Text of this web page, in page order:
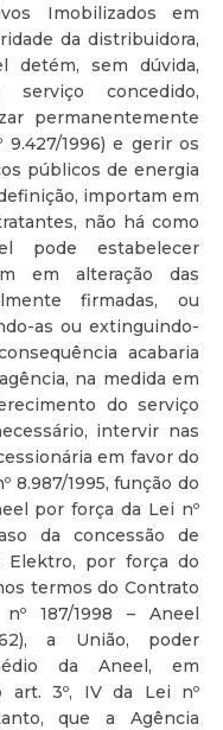
Imobilizados em
da distribuidora,
detém, sem dúvida,
serviço concedido,
permanentemente
9.427/1996) e gerir os
públicos de energia
importam em
não há como
pode estabelecer
em alteração das
firmadas, ou
as ou extinguindo-
acabaria
na medida em
do serviço
intervir nas
em favor do
8.987/1995, função do
por força da Lei nº
da concessão de
Elektro, por força do
termos do Contrato
187/1998 – Aneel
62), a União, poder
da Aneel, em
art. 3º, IV da Lei nº
que a Agência